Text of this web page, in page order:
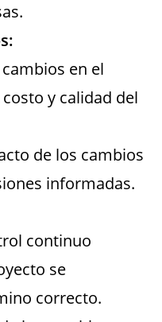
en el
y calidad del
de los cambios
informadas.
continuo
se
correcto.